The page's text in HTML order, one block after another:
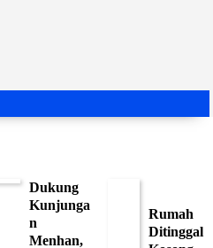
Dukung
Kunjunga
n
Menhan,
Rumah
Ditinggal